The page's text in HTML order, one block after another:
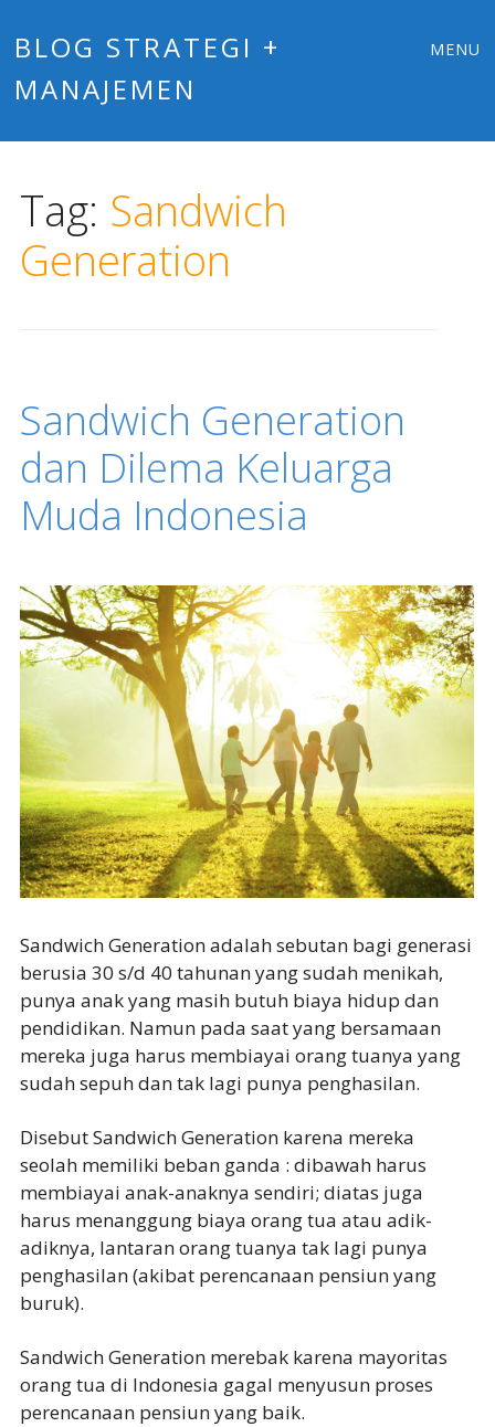
BLOG STRATEGI +
MANAJEMEN
MENU
Tag: Sandwich
Generation
Sandwich Generation
dan Dilema Keluarga
Muda Indonesia
Sandwich Generation adalah sebutan bagi generasi
berusia 30 s/d 40 tahunan yang sudah menikah,
punya anak yang masih butuh biaya hidup dan
pendidikan. Namun pada saat yang bersamaan
mereka juga harus membiayai orang tuanya yang
sudah sepuh dan tak lagi punya penghasilan.
Disebut Sandwich Generation karena mereka
seolah memiliki beban ganda : dibawah harus
membiayai anak-anaknya sendiri; diatas juga
harus menanggung biaya orang tua atau adik-
adiknya, lantaran orang tuanya tak lagi punya
penghasilan (akibat perencanaan pensiun yang
buruk).
Sandwich Generation merebak karena mayoritas
orang tua di Indonesia gagal menyusun proses
perencanaan pensiun yang baik.